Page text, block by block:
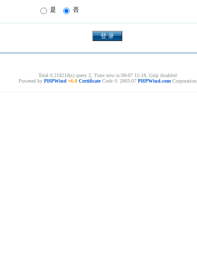
是 否
Total 0.218210(s) query 2, Time now is:08-07 15:18, Gzip disabled
Powered by PHPWind v6.0 CertificateCode © 2003-07 PHPWind.com Corporation